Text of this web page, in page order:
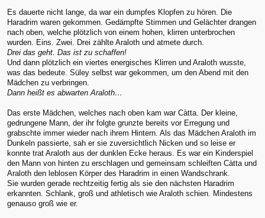
Es dauerte nicht lange, da war ein dumpfes Klopfen zu hören. Die
Haradrim waren gekommen. Gedämpfte Stimmen und Gelächter drangen
nach oben, welche plötzlich von einem hohen, klirren unterbrochen
wurden. Eins. Zwei. Drei zählte Araloth und atmete durch.
Drei das geht. Das ist zu schaffen!
Und dann plötzlich ein viertes energisches Klirren und Araloth wusste,
was das bedeute. Süley selbst war gekommen, um den Abend mit den
Mädchen zu verbringen.
Dann heißt es abwarten Araloth…
Das erste Mädchen, welches nach oben kam war Càtta. Der kleine,
gedrungene Mann, der ihr folgte grunzte bereits vor Erregung und
grabschte immer wieder nach ihrem Hintern. Als das Mädchen Araloth im
Dunkeln passierte, sah er sie zuversichtlich Nicken und so leise er
konnte trat Araloth aus der dunklen Ecke heraus. Es war ein Kinderspiel
den Mann von hinten zu erschlagen und gemeinsam schleiften Càtta und
Araloth den leblosen Körper des Haradrim in einen Wandschrank.
Sie wurden gerade rechtzeitig fertig als sie den nächsten Haradrim
erkannten. Schlank, groß und athletisch wie Araloth schien. Mindestens
genauso groß wie er.